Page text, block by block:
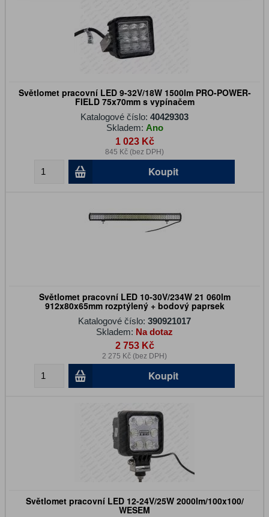
Světlomet pracovní LED 9-32V/18W 1500lm PRO-POWER-
FIELD 75x70mm s vypínačem
Katalogové číslo: 40429303
Skladem: Ano
1 023 Kč
845 Kč (bez DPH)
Koupit
Světlomet pracovní LED 10-30V/234W 21 060lm
912x80x65mm rozptýlený + bodový paprsek
Katalogové číslo: 390921017
Skladem: Na dotaz
2 753 Kč
2 275 Kč (bez DPH)
Koupit
Světlomet pracovní LED 12-24V/25W 2000lm/100x100/
WESEM